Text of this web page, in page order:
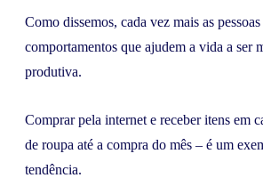
Como dissemos, cada vez mais as
comportamentos que ajudem a vida a ser
produtiva.
Comprar pela internet e receber itens em
de roupa até a compra do mês – é um
tendência.